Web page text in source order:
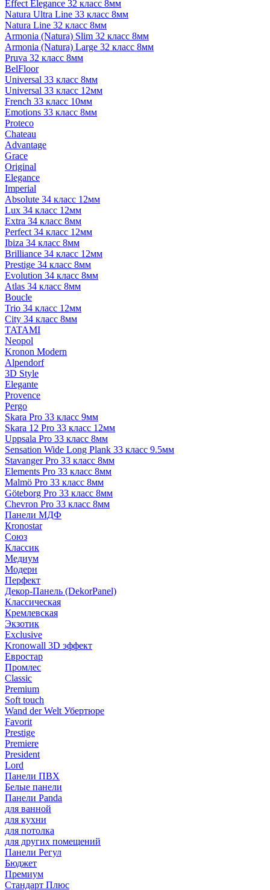
Effect Elegance 32 класс 8мм
Natura Ultra Line 33 класс 8мм
Natura Line 32 класс 8мм
Armonia (Natura) Slim 32 класс 8мм
Armonia (Natura) Large 32 класс 8мм
Pruva 32 класс 8мм
BelFloor
Universal 33 класс 8мм
Universal 33 класс 12мм
French 33 класс 10мм
Emotions 33 класс 8мм
Proteco
Chateau
Advantage
Grace
Original
Elegance
Imperial
Absolute 34 класс 12мм
Lux 34 класс 12мм
Extra 34 класс 8мм
Perfect 34 класс 12мм
Ibiza 34 класс 8мм
Brilliance 34 класс 12мм
Prestige 34 класс 8мм
Evolution 34 класс 8мм
Atlas 34 класс 8мм
Boucle
Trio 34 класс 12мм
City 34 класс 8мм
TATAMI
Neopol
Kronon Modern
Alpendorf
3D Style
Elegante
Provence
Pergo
Skara Pro 33 класс 9мм
Skara 12 Pro 33 класс 12мм
Uppsala Pro 33 класс 8мм
Sensation Wide Long Plank 33 класс 9.5мм
Stavanger Pro 33 класс 8мм
Elements Pro 33 класс 8мм
Malmö Pro 33 класс 8мм
Göteborg Pro 33 класс 8мм
Chevron Pro 33 класс 8мм
Панели МДФ
Кronostar
Союз
Классик
Медиум
Модерн
Перфект
Декор-Панель (DekorPanel)
Классическая
Кремлевская
Экзотик
Exclusive
Kronowall 3D эффект
Евростар
Промлес
Classic
Premium
Soft touch
Wand der Welt Убертюре
Favorit
Prestige
Premiere
President
Lord
Панели ПВХ
Белые панели
Панели Panda
для ванной
для кухни
для потолка
для других помещений
Панели Регул
Бюджет
Премиум
Стандарт Плюс